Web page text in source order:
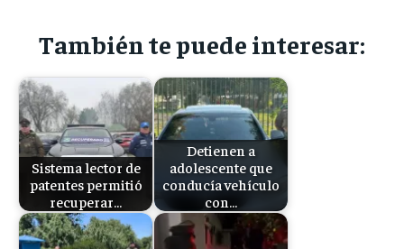
También te puede interesar:
Sistema lector de
patentes permitió
recuperar…
Detienen a
adolescente que
conducía vehículo
con…